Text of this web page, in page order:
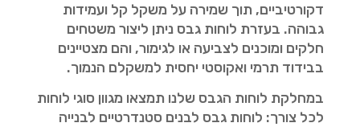
דקורטיביים, תוך שמירה על משקל קל ועמידות
גבוהה. בעזרת לוחות גבס ניתן ליצור משטחים
חלקים ומוכנים לצביעה או לגימור, והם מצטיינים
בבידוד תרמי ואקוסטי יחסית למשקלם הנמוך.
במחלקת לוחות הגבס שלנו תמצאו מגוון סוגי לוחות
לכל צורך: לוחות גבס לבנים סטנדרטיים לבנייה